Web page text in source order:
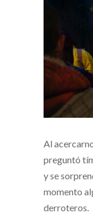
Al
preguntó
y se
momento
derroteros.